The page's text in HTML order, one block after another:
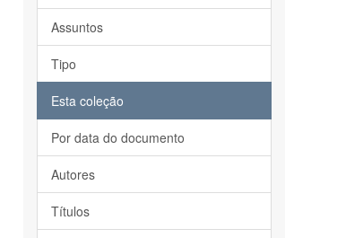
Assuntos
Tipo
Esta coleção
Por data do documento
Autores
Títulos